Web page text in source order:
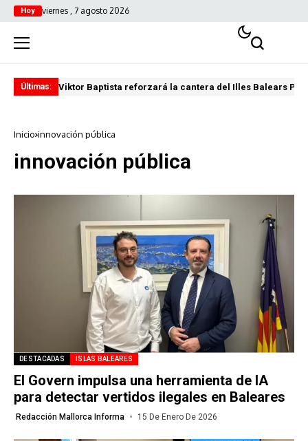
Hoy viernes , 7 agosto 2026
Últimas: Viktor Baptista reforzará la cantera del Illes Balears
Inicio innovación pública
innovación pública
DESTACADAS ISLAS BALEARES
El Govern impulsa una herramienta de IA
para detectar vertidos ilegales en Baleares
Redacción Mallorca Informa 15 De Enero De 2026